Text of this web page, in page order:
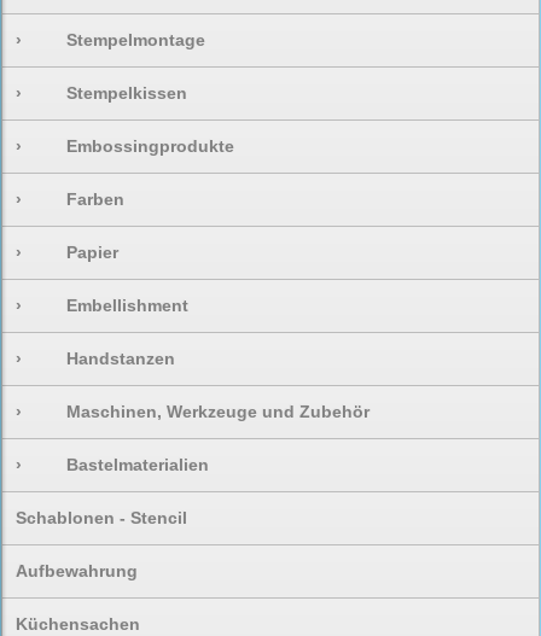
› Stempelmontage
› Stempelkissen
› Embossingprodukte
› Farben
› Papier
› Embellishment
› Handstanzen
› Maschinen, Werkzeuge und Zubehör
› Bastelmaterialien
Schablonen - Stencil
Aufbewahrung
Küchensachen